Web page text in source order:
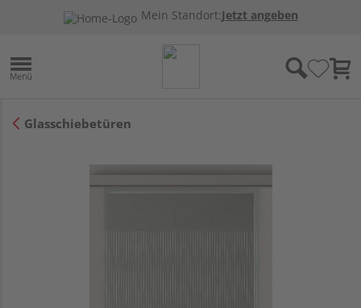
Mein Standort:Jetzt angeben
Glasschiebetüren